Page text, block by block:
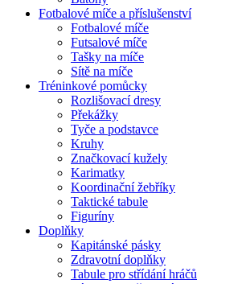
Fotbalové míče a příslušenství
Fotbalové míče
Futsalové míče
Tašky na míče
Sítě na míče
Tréninkové pomůcky
Rozlišovací dresy
Překážky
Tyče a podstavce
Kruhy
Značkovací kužely
Karimatky
Koordinační žebříky
Taktické tabule
Figuríny
Doplňky
Kapitánské pásky
Zdravotní doplňky
Tabule pro střídání hráčů